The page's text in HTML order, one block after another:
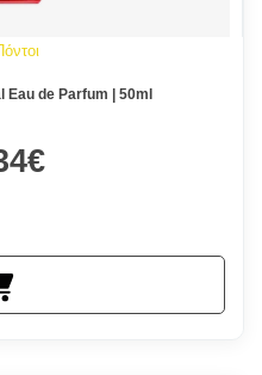
Eau de Parfum | 50ml